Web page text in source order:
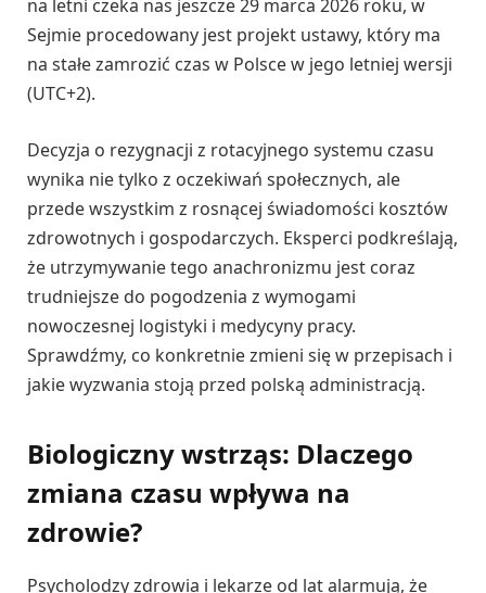
na letni czeka nas jeszcze 29 marca 2026 roku, w
Sejmie procedowany jest projekt ustawy, który ma
na stałe zamrozić czas w Polsce w jego letniej wersji
(UTC+2).
Decyzja o rezygnacji z rotacyjnego systemu czasu
wynika nie tylko z oczekiwań społecznych, ale
przede wszystkim z rosnącej świadomości kosztów
zdrowotnych i gospodarczych. Eksperci podkreślają,
że utrzymywanie tego anachronizmu jest coraz
trudniejsze do pogodzenia z wymogami
nowoczesnej logistyki i medycyny pracy.
Sprawdźmy, co konkretnie zmieni się w przepisach i
jakie wyzwania stoją przed polską administracją.
Biologiczny wstrząs: Dlaczego
zmiana czasu wpływa na
zdrowie?
Psycholodzy zdrowia i lekarze od lat alarmują, że